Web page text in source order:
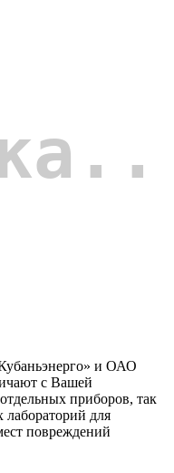
и ОАО
с Вашей
приборов, так
лабораторий для
повреждений